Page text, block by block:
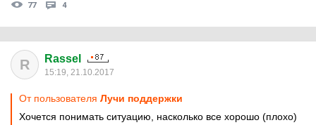
77 4
R Rassel
15:19, 21.10.2017
От пользователя Лучи поддержки
Хочется понимать ситуацию, насколько все хорошо (плохо)